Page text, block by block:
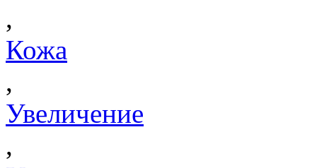
,
Кожа
,
Увеличение
,